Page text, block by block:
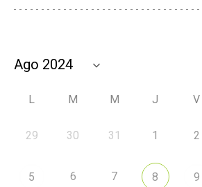
L M M J V
29 30 31 1 2
5 6 7 8 9